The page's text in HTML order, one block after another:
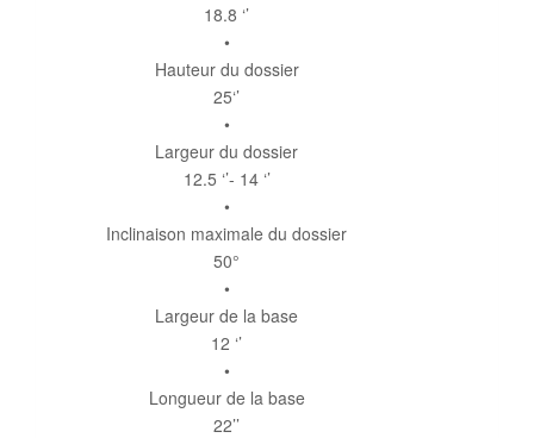
18.8 ‘’
•
Hauteur du dossier
25‘’
•
Largeur du dossier
12.5 ‘’- 14 ‘’
•
Inclinaison maximale du dossier
50°
•
Largeur de la base
12 ‘’
•
Longueur de la base
22’’